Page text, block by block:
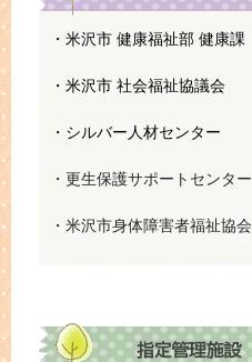
・米沢市 健康福祉部 健康課
・米沢市 社会福祉協議会
・シルバー人材センター
・更生保護サポートセンター
・米沢市身体障害者福祉協会